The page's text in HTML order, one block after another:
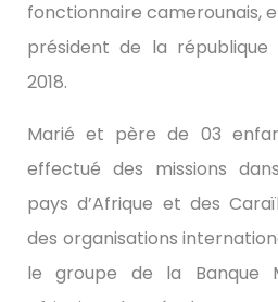
fonctionnaire camerounais,
président de la république
2018.
Marié et père de 03
effectué des missions
pays d’Afrique et des
des organisations
le groupe de la Banque